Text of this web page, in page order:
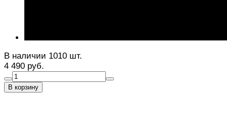
В наличии 1010 шт.
4 490 руб.
В корзину